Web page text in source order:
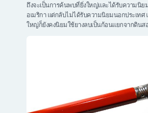
ถึงจะเป็นการค้นพบที่ยิ่งใหญ่และได้รับความนิย
อเมริกา แต่กลับไม่ได้รับความนิยมนอกประเทศ
ใหญ่ก็ยังคงนิยมใช้ยางลบเป็นก้อนแยกจากดินส